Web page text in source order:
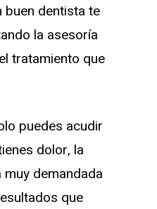
buen dentista te
la asesoría
tratamiento que
puedes acudir
dolor, la
demandada
que